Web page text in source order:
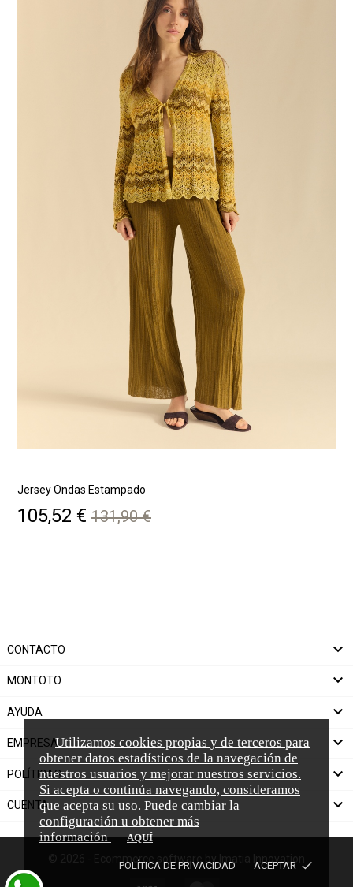
Utilizamos cookies propias y de terceros para
obtener datos estadísticos de la navegación de
nuestros usuarios y mejorar nuestros servicios.
Si acepta o continúa navegando, consideramos
que acepta su uso. Puede cambiar la
configuración u obtener más
información
AQUÍ
POLÍTICA DE PRIVACIDAD ACEPTAR done
Jersey Ondas Estampado
Precio
105,52 € Precio
base
131,90 €
CONTACTO 
MONTOTO 
AYUDA 
EMPRESA 
POLÍTICAS 
CUENTA 
© 2026 - Ecommerce software by Imatia Innovation